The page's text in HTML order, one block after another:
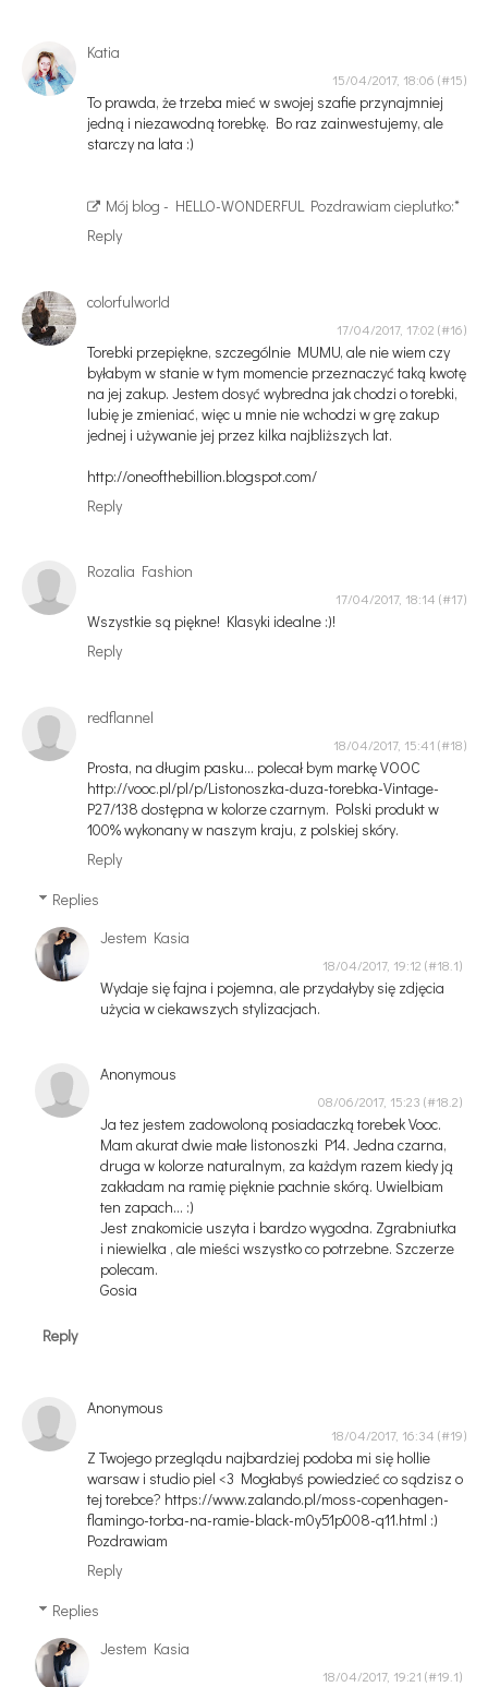
Katia
15/04/2017, 18:06
To prawda, że trzeba mieć w swojej szafie przynajmniej
jedną i niezawodną torebkę. Bo raz zainwestujemy, ale
starczy na lata :)
Mój blog - HELLO-WONDERFUL Pozdrawiam cieplutko:*
Reply
colorfulworld
17/04/2017, 17:02
Torebki przepiękne, szczególnie MUMU, ale nie wiem czy
byłabym w stanie w tym momencie przeznaczyć taką kwotę
na jej zakup. Jestem dosyć wybredna jak chodzi o torebki,
lubię je zmieniać, więc u mnie nie wchodzi w grę zakup
jednej i używanie jej przez kilka najbliższych lat.
http://oneofthebillion.blogspot.com/
Reply
Rozalia Fashion
17/04/2017, 18:14
Wszystkie są piękne! Klasyki idealne :)!
Reply
redflannel
18/04/2017, 15:41
Prosta, na długim pasku... polecał bym markę VOOC
http://vooc.pl/pl/p/Listonoszka-duza-torebka-Vintage-
P27/138 dostępna w kolorze czarnym. Polski produkt w
100% wykonany w naszym kraju, z polskiej skóry.
Reply
Replies
Jestem Kasia
18/04/2017, 19:12
Wydaje się fajna i pojemna, ale przydałyby się zdjęcia
użycia w ciekawszych stylizacjach.
Anonymous
08/06/2017, 15:23
Ja tez jestem zadowoloną posiadaczką torebek Vooc.
Mam akurat dwie małe listonoszki P14. Jedna czarna,
druga w kolorze naturalnym, za każdym razem kiedy ją
zakładam na ramię pięknie pachnie skórą. Uwielbiam
ten zapach... :)
Jest znakomicie uszyta i bardzo wygodna. Zgrabniutka
i niewielka , ale mieści wszystko co potrzebne. Szczerze
polecam.
Gosia
Reply
Anonymous
18/04/2017, 16:34
Z Twojego przeglądu najbardziej podoba mi się hollie
warsaw i studio piel <3 Mogłabyś powiedzieć co sądzisz o
tej torebce? https://www.zalando.pl/moss-copenhagen-
flamingo-torba-na-ramie-black-m0y51p008-q11.html :)
Pozdrawiam
Reply
Replies
Jestem Kasia
18/04/2017, 19:21